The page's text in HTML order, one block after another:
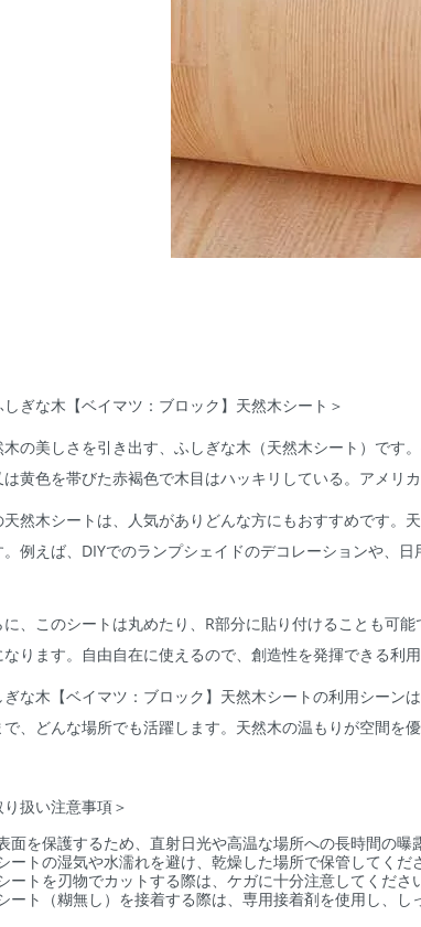
しぎな木【ベイマツ：ブロック】天然木シート＞
木の美しさを引き出す、ふしぎな木（天然木シート）で
は黄色を帯びた赤褐色で木目はハッキリしている。アメリ
天然木シートは、人気がありどんな方にもおすすめです。
。例えば、DIYでのランプシェイドのデコレーションや、
に、このシートは丸めたり、R部分に貼り付けることも可
なります。自由自在に使えるので、創造性を発揮できる利用
ぎな木【ベイマツ：ブロック】天然木シートの利用シーン
で、どんな場所でも活躍します。天然木の温もりが空間を
り扱い注意事項＞
面を保護するため、直射日光や高温な場所への長時間の曝
ートの湿気や水濡れを避け、乾燥した場所で保管してくだ
ートを刃物でカットする際は、ケガに十分注意してくださ
ート（糊無し）を接着する際は、専用接着剤を使用し、し